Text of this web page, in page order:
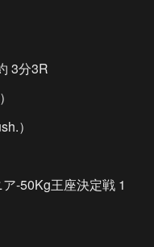
3分3R
）
-50Kg王座決定戦 1